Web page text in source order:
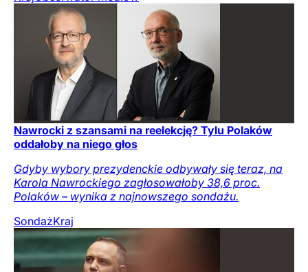
Nawrocki z szansami na reelekcję? Tylu Polaków
oddałoby na niego głos
Gdyby wybory prezydenckie odbywały się teraz, na
Karola Nawrockiego zagłosowałoby 38,6 proc.
Polaków – wynika z najnowszego sondażu.
SondażKraj